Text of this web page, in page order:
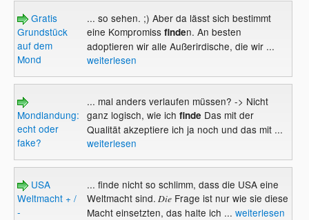
Gratis
Grundstück
auf dem
Mond
... so sehen. ;) Aber da lässt sich bestimmt
eine Kompromissfinden. An besten
adoptieren wir alle Außerirdische, die wir ...
weiterlesen
Mondlandung:
echt oder
fake?
... mal anders verlaufen müssen? -> Nicht
ganz logisch, wie ich finde Das mit der
Qualität akzeptiere ich ja noch und das mit ...
weiterlesen
USA
Weltmacht + /
-
... finde nicht so schlimm, dass die USA eine
Weltmacht sind. DieFrage ist nur wie sie diese
Macht einsetzten, das halte ich ... weiterlesen